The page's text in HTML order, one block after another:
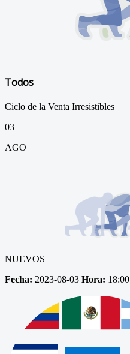
Todos
Ciclo de la Venta Irresistibles
03
AGO
NUEVOS
Fecha: 2023-08-03 Hora: 18:00